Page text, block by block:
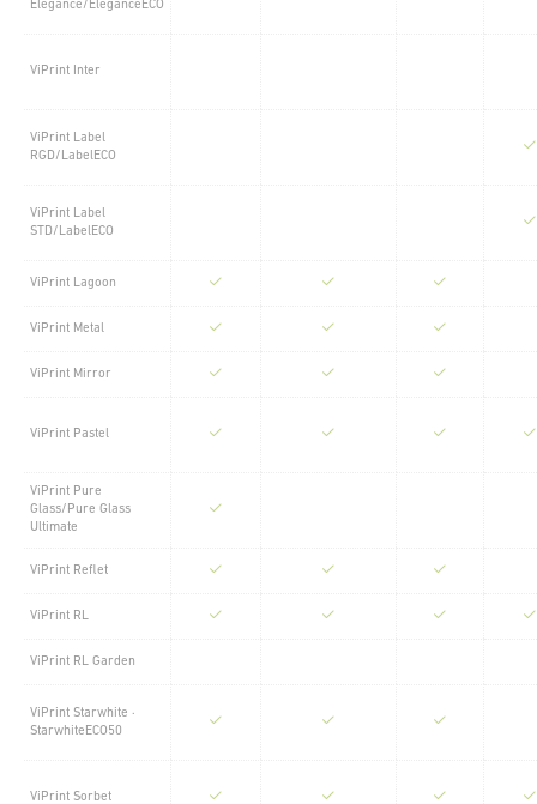
Elegance/EleganceECO
ViPrint Inter
ViPrint Label
RGD/LabelECO
ViPrint Label
STD/LabelECO
ViPrint Lagoon
ViPrint Metal
ViPrint Mirror
ViPrint Pastel
ViPrint Pure
Glass/Pure Glass
Ultimate
ViPrint Reflet
ViPrint RL
ViPrint RL Garden
ViPrint Starwhite ·
StarwhiteECO50
ViPrint Sorbet